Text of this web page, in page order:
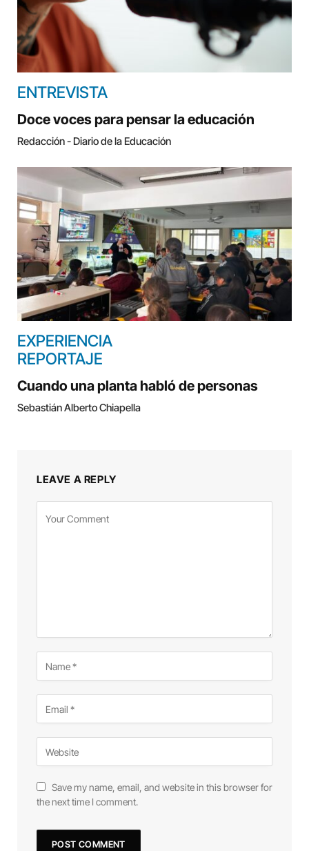
ENTREVISTA
Doce voces para pensar la educación
Redacción - Diario de la Educación
EXPERIENCIA
REPORTAJE
Cuando una planta habló de personas
Sebastián Alberto Chiapella
LEAVE A REPLY
Save my name, email, and website in this browser for
the next time I comment.